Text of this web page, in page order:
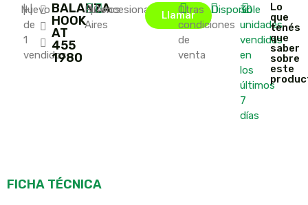
Nuevo
|+
de
1
vendidos
|
BALANZA
HOOK
AT
455
1980
Buenos
Aires
|Concesionario Llamar
Otras
condiciones
de
venta
Disponible
30
unidades
vendidas
en
los
últimos
7
días
Lo
que
tenés
que
saber
sobre
este
FICHA TÉCNICA